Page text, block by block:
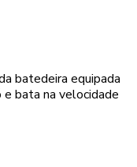
batedeira equipada
e bata na velocidade